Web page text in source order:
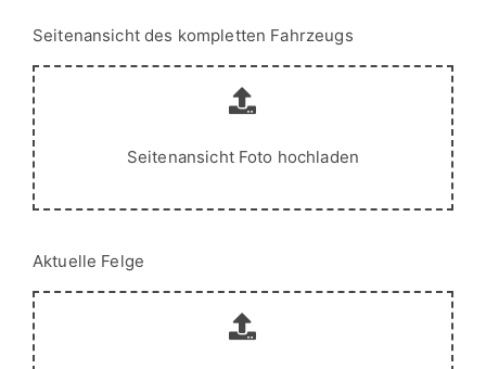
Seitenansicht des kompletten Fahrzeugs
Seitenansicht Foto hochladen
Aktuelle Felge